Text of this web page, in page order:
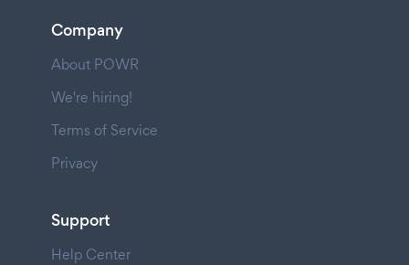
Company
About POWR
We're hiring!
Terms of Service
Privacy
Support
Help Center